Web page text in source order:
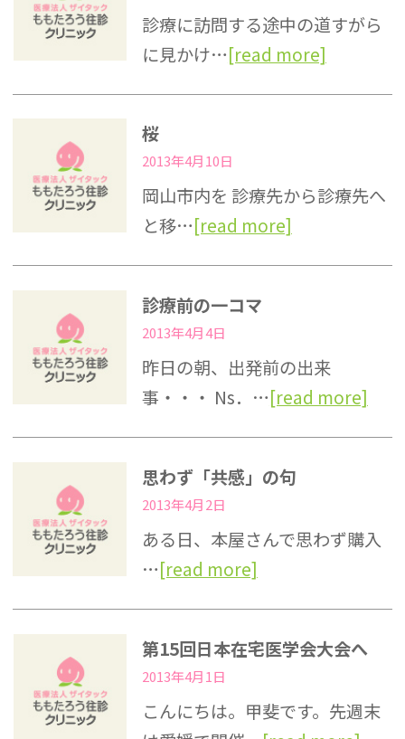
診療に訪問する途中の道すがら
に見かけ…[read more]
桜
2013年4月10日
岡山市内を 診療先から診療先へ
と移…[read more]
診療前の一コマ
2013年4月4日
昨日の朝、出発前の出来
事・・・ Ns．…[read more]
思わず「共感」の句
2013年4月2日
ある日、本屋さんで思わず購入
…[read more]
第15回日本在宅医学会大会へ
2013年4月1日
こんにちは。甲斐です。先週末